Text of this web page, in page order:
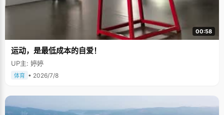
00:58
运动，是最低成本的自爱！
UP主: 婷婷
体育 • 2026/7/8